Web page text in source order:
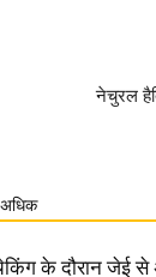
नेचुरल
के दौरान जेई